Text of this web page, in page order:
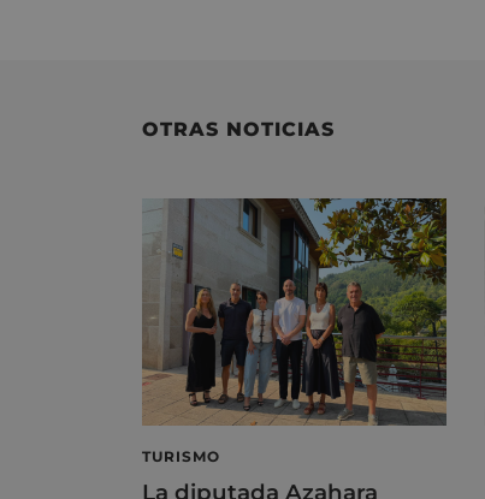
OTRAS NOTICIAS
TURISMO
La diputada Azahara